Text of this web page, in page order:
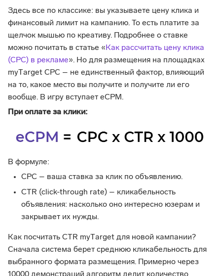
Здесь все по классике: вы указываете цену клика и
финансовый лимит на кампанию. То есть платите за
щелчок мышью по креативу. Подробнее о ставке
можно почитать в статье «Как рассчитать цену клика
(CPC) в рекламе». Но для размещения на площадках
myТarget CPC – не единственный фактор, влияющий
на то, какое место вы получите и получите ли его
вообще. В игру вступает eCPM.
При оплате за клики:
В формуле:
CPC – ваша ставка за клик по объявлению.
CTR (click-through rate) – кликабельность
объявления: насколько оно интересно юзерам и
закрывает их нужды.
Как посчитать CTR myТarget для новой кампании?
Сначала система берет среднюю кликабельность для
выбранного формата размещения. Примерно через